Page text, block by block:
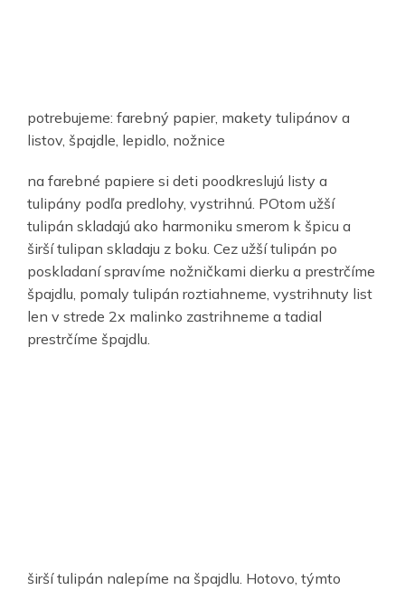
potrebujeme: farebný papier, makety tulipánov a
listov, špajdle, lepidlo, nožnice
na farebné papiere si deti poodkreslujú listy a
tulipány podľa predlohy, vystrihnú. POtom užší
tulipán skladajú ako harmoniku smerom k špicu a
širší tulipan skladaju z boku. Cez užší tulipán po
poskladaní spravíme nožničkami dierku a prestrčíme
špajdlu, pomaly tulipán roztiahneme, vystrihnuty list
len v strede 2x malinko zastrihneme a tadial
prestrčíme špajdlu.
širší tulipán nalepíme na špajdlu. Hotovo, týmto